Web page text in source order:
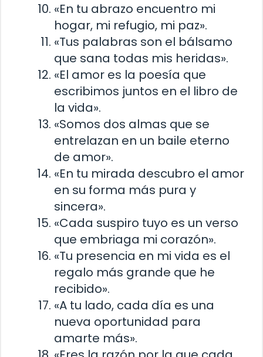
«En tu abrazo encuentro mi
hogar, mi refugio, mi paz».
«Tus palabras son el bálsamo
que sana todas mis heridas».
«El amor es la poesía que
escribimos juntos en el libro de
la vida».
«Somos dos almas que se
entrelazan en un baile eterno
de amor».
«En tu mirada descubro el amor
en su forma más pura y
sincera».
«Cada suspiro tuyo es un verso
que embriaga mi corazón».
«Tu presencia en mi vida es el
regalo más grande que he
recibido».
«A tu lado, cada día es una
nueva oportunidad para
amarte más».